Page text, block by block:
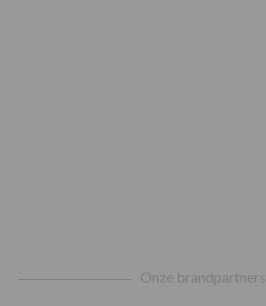
Onze brandpartners